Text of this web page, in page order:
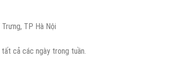
Trưng, TP Hà Nội
cả các ngày trong tuần.